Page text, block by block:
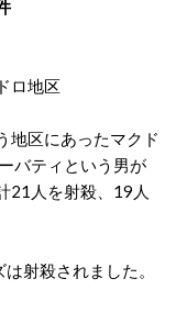
ロ地区
地区にあったマクド
バティという男が
21人を射殺、19人
射殺されました。